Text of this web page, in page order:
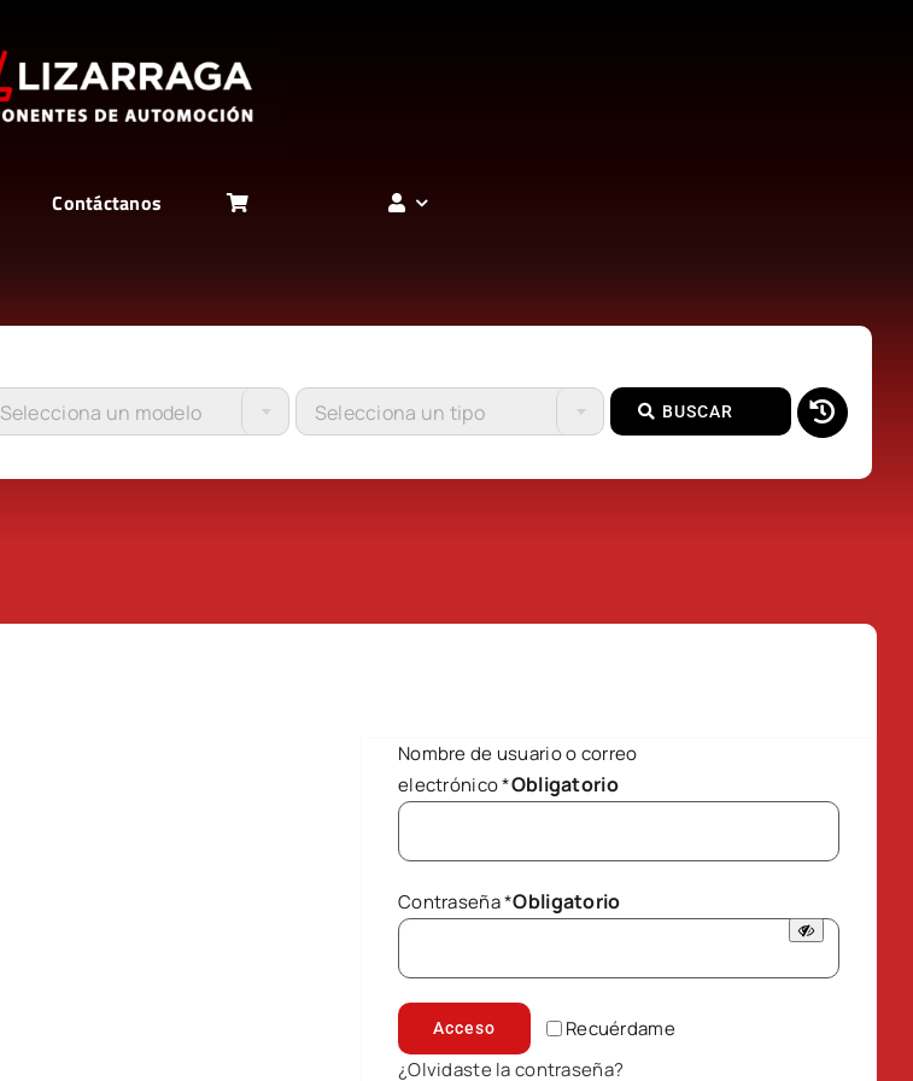
Contáctanos
Selecciona un modelo Selecciona un tipo BUSCAR
Nombre de usuario o correo
electrónico*Obligatorio
Contraseña*Obligatorio
Recuérdame
Acceso
¿Olvidaste la contraseña?